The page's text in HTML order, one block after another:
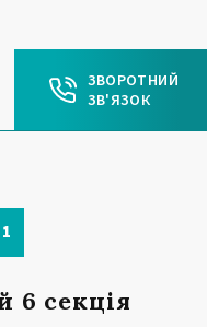
ЗВОРОТНИЙ
ЗВ'ЯЗОК
6 секція